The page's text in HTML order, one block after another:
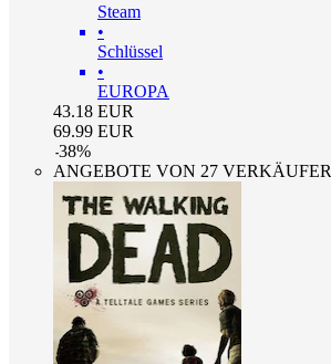
Steam
•
Schlüssel
•
EUROPA
43.18 EUR
69.99 EUR
-38%
ANGEBOTE VON 27 VERKÄUFER